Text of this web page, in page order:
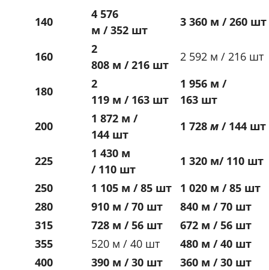
140
4 576
м / 352 шт
3 360 м / 260 шт
160
2
808 м / 216 шт
2 592 м / 216 шт
180
2
119 м / 163 шт
1 956 м /
163 шт
200
1 872 м /
144 шт
1 728 м / 144 шт
225
1 430 м
/ 110 шт
1 320 м/ 110 шт
250
1 105 м / 85 шт
1 020 м / 85 шт
280
910 м / 70 шт
840 м / 70 шт
315
728 м / 56 шт
672 м / 56 шт
355
520 м / 40 шт
480 м / 40 шт
400
390 м / 30 шт
360 м / 30 шт